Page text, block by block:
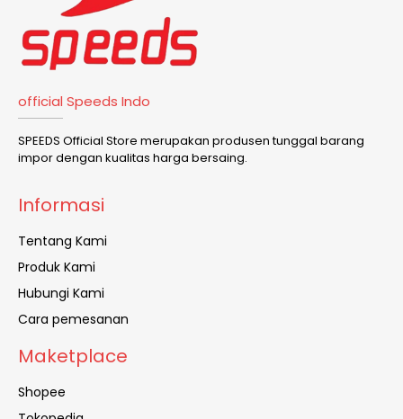
official Speeds Indo
SPEEDS Official Store merupakan produsen tunggal barang
impor dengan kualitas harga bersaing.
Informasi
Tentang Kami
Produk Kami
Hubungi Kami
Cara pemesanan
Maketplace
Shopee